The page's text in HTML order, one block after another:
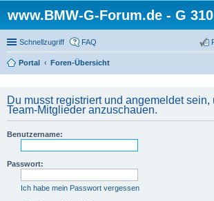
www.BMW-G-Forum.de - G
Schnellzugriff FAQ
Portal
Foren-Übersicht
Du musst registriert und angemeldet sein,
Team-Mitglieder anzuschauen.
Benutzername:
Passwort:
Ich habe mein Passwort vergessen